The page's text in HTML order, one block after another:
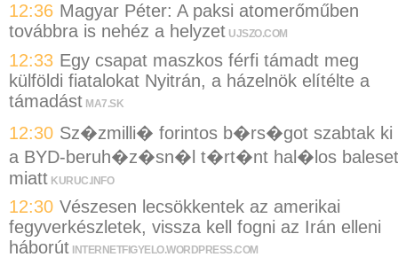
12:36 Magyar Péter: A paksi atomerőműben
továbbra is nehéz a helyzet UJSZO.COM
12:33 Egy csapat maszkos férfi támadt meg
külföldi fiatalokat Nyitrán, a házelnök elítélte a
támadást MA7.SK
12:30 Sz�zmilli� forintos b�rs�got szabtak ki
a BYD-beruh�z�sn�l t�rt�nt hal�los baleset
miatt KURUC.INFO
12:30 Vészesen lecsökkentek az amerikai
fegyverkészletek, vissza kell fogni az Irán elleni
háborút INTERNETFIGYELO.WORDPRESS.COM